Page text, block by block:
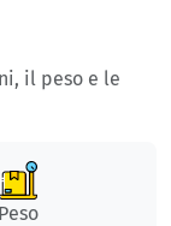
il peso e le
Peso